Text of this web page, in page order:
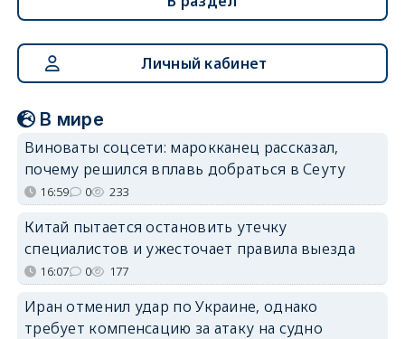
Личный кабинет
В мире
Виноваты соцсети: марокканец рассказал,
почему решился вплавь добраться в Сеуту
16:59 0 233
Китай пытается остановить утечку
специалистов и ужесточает правила выезда
16:07 0 177
Иран отменил удар по Украине, однако
требует компенсацию за атаку на судно